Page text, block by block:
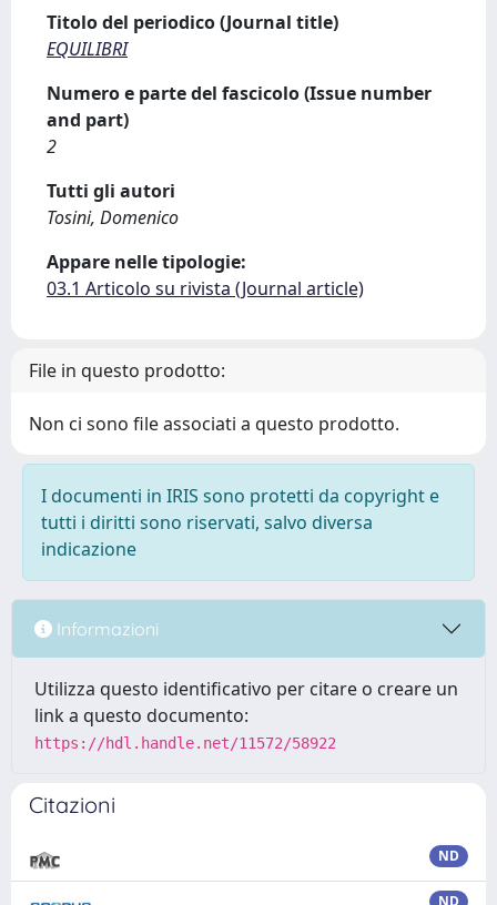
Titolo del periodico (Journal title)
EQUILIBRI
Numero e parte del fascicolo (Issue number
and part)
2
Tutti gli autori
Tosini, Domenico
Appare nelle tipologie:
03.1 Articolo su rivista (Journal article)
File in questo prodotto:
Non ci sono file associati a questo prodotto.
I documenti in IRIS sono protetti da copyright e
tutti i diritti sono riservati, salvo diversa
indicazione
Informazioni
Utilizza questo identificativo per citare o creare un
link a questo documento:
https://hdl.handle.net/11572/58922
Citazioni
ND